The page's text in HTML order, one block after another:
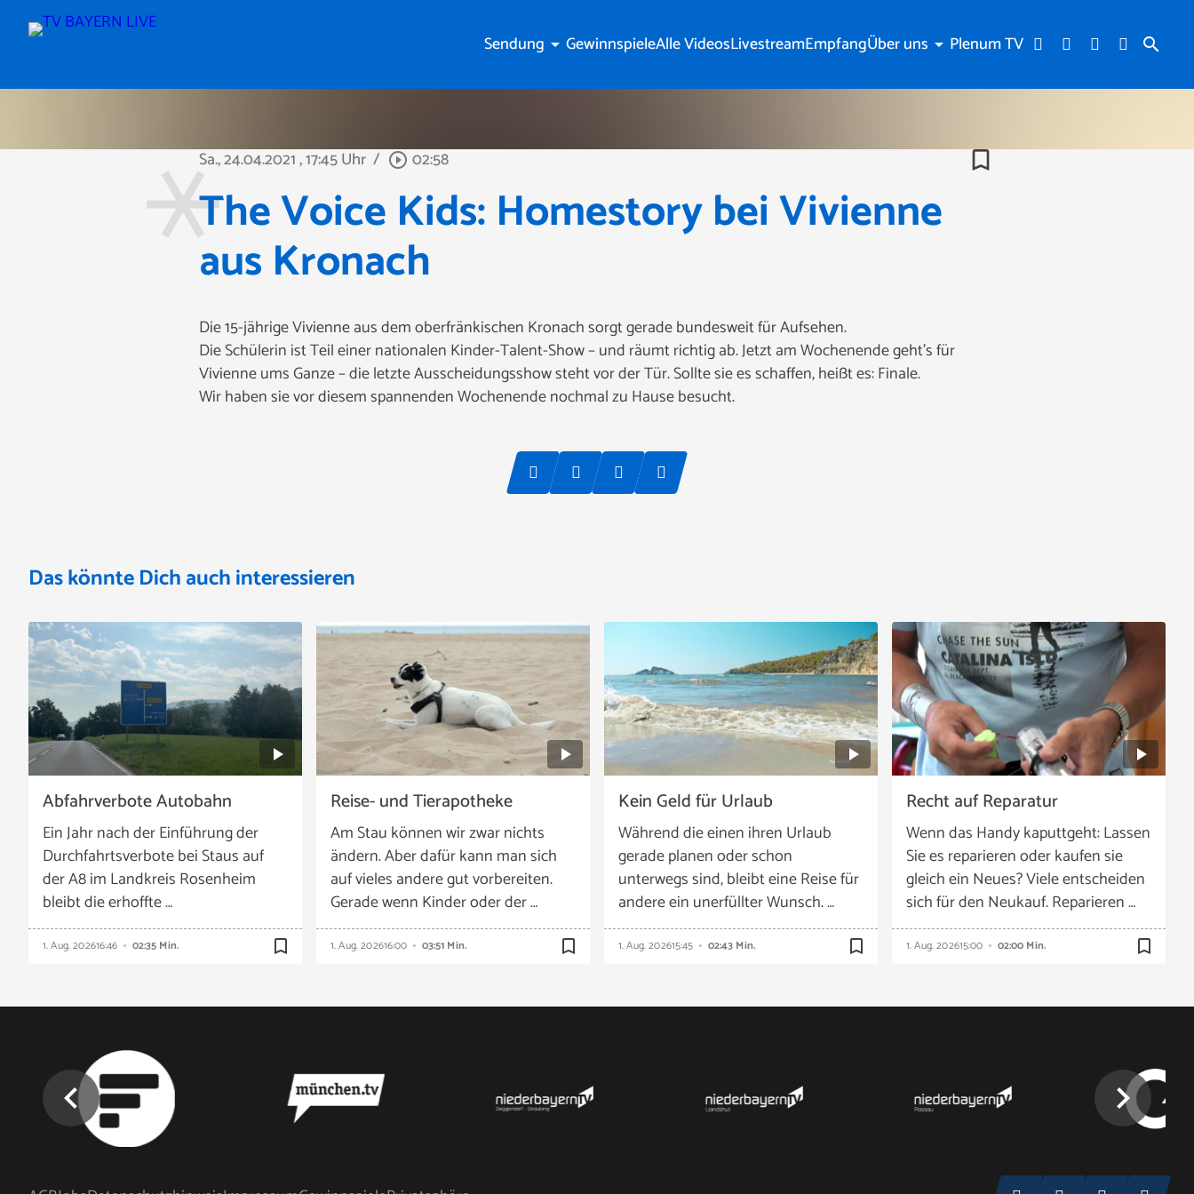
search
Sendung arrow_drop_down GewinnspieleAlle VideosLivestreamEmpfangÜber uns arrow_drop_down Plenum TV
Sa., 24.04.2021, 17:45 Uhr / play_circle_outline 02:58 bookmark_border
The Voice Kids: Homestory bei Vivienne
aus Kronach
Die 15-jährige Vivienne aus dem oberfränkischen Kronach sorgt gerade bundesweit für Aufsehen.
Die Schülerin ist Teil einer nationalen Kinder-Talent-Show – und räumt richtig ab. Jetzt am Wochenende geht’s für
Vivienne ums Ganze – die letzte Ausscheidungsshow steht vor der Tür. Sollte sie es schaffen, heißt es: Finale.
Wir haben sie vor diesem spannenden Wochenende nochmal zu Hause besucht.
Das könnte Dich auch interessieren
Abfahrverbote Autobahn
Ein Jahr nach der Einführung der
Durchfahrtsverbote bei Staus auf
der A8 im Landkreis Rosenheim
bleibt die erhoffte …
1. Aug. 202616:46 02:35 Min. bookmark_border
Reise- und Tierapotheke
Am Stau können wir zwar nichts
ändern. Aber dafür kann man sich
auf vieles andere gut vorbereiten.
Gerade wenn Kinder oder der …
1. Aug. 202616:00 03:51 Min. bookmark_border
Kein Geld für Urlaub
Während die einen ihren Urlaub
gerade planen oder schon
unterwegs sind, bleibt eine Reise für
andere ein unerfüllter Wunsch. …
1. Aug. 202615:45 02:43 Min. bookmark_border
Recht auf Reparatur
Wenn das Handy kaputtgeht: Lassen
Sie es reparieren oder kaufen sie
gleich ein Neues? Viele entscheiden
sich für den Neukauf. Reparieren …
1. Aug. 202615:00 02:00 Min. bookmark_border
chevron_left chevron_right